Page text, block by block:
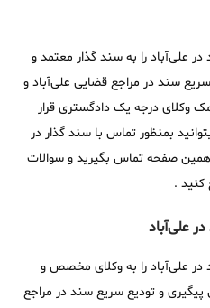
در علی‌آباد را به سند گذار معتمد و
سند در مراجع قضایی علی‌آباد و
وکلای درجه یک دادگستری قرار
بمنظور تماس با سند گذار در
همین صفحه تماس بگیرید و سوالات
کنید .
علی‌آباد
در علی‌آباد را به وکلای مخصص و
پیگیری و تودیع سریع سند در مراجع